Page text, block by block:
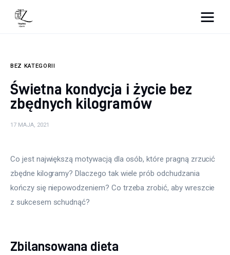
Lifestyle
Zdrowie
Uroda
Więcej
BEZ KATEGORII
Świetna kondycja i życie bez
zbędnych kilogramów
17 MAJA, 2021
Co jest największą motywacją dla osób, które pragną zrzucić
zbędne kilogramy? Dlaczego tak wiele prób odchudzania
kończy się niepowodzeniem? Co trzeba zrobić, aby wreszcie
z sukcesem schudnąć?
Zbilansowana dieta